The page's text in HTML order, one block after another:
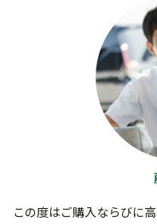
この度はご購入ならびに